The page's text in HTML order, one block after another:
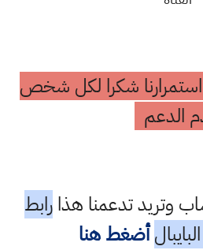
شكرا لكل شخص
الدعم
وتريد تدعمنا هذارابط
أضغط هنا